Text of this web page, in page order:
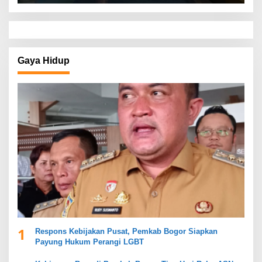
Gaya Hidup
1
Respons Kebijakan Pusat, Pemkab Bogor Siapkan
Payung Hukum Perangi LGBT